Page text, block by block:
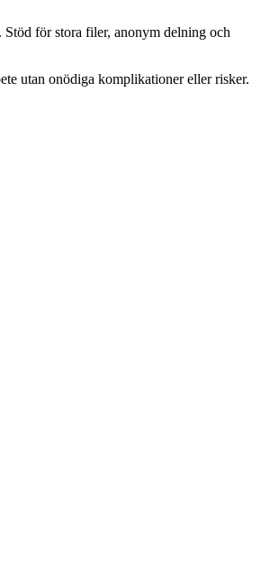
för stora filer, anonym delning och
utan onödiga komplikationer eller risker.